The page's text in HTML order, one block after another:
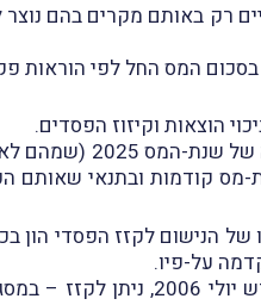
רק באותם מקרים בהם נוצר
המס החל לפי הוראות
הוצאות וקיזוז הפסדים.
על-כן, יש לחשב לא רק
במהלך כל שנת-המס 2025 ואף בשנות-מס
של הנישום לקזז הפסדי
על-פיו.
בהקשר זה נציין, כי על-פי ההנחיות של